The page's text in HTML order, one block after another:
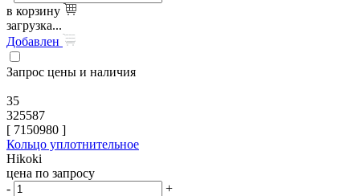
в корзину
загрузка...
Добавлен
Запрос цены и наличия
35
325587
[ 7150980 ]
Кольцо уплотнительное
Hikoki
цена по запросу
-
+